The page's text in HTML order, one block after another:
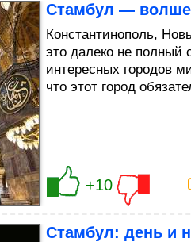
Стамбул —
Константинополь,
это далеко не полный
интересных городов
что этот город
+10
Стамбул: день и